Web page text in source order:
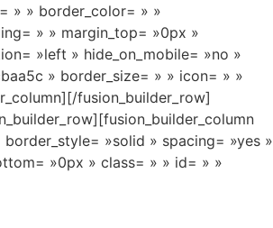
» » border_color= » »
» » margin_top= »0px »
»left » hide_on_mobile= »no »
» border_size= » » icon= » »
fusion_builder_row]
»solid » spacing= »yes »
»0px » class= » » id= » »